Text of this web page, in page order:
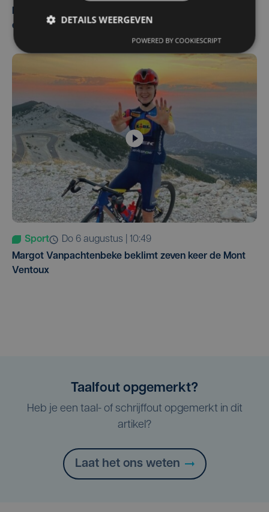
eerst in VS
Sport
do 6 augustus | 10:49
Margot Vanpachtenbeke beklimt zeven keer de Mont
Ventoux
Taalfout opgemerkt?
Heb je een taal- of schrijffout opgemerkt in dit
artikel?
Laat het ons weten
DETAILS WEERGEVEN
POWERED BY COOKIESCRIPT